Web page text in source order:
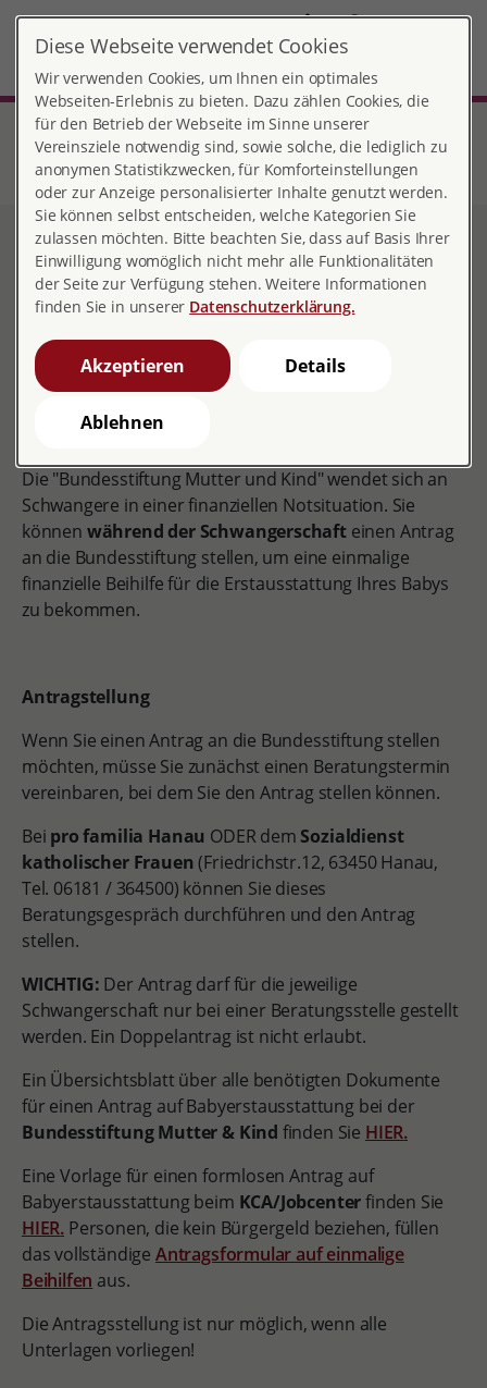
DE
Start Hessen
Beratungsstelle Hanau
Sozialberatung bei Schwangerschaft und Geburt
Informationen zur "Bundesstiftung Mutter und Kind"
(Babyerstausstattung)
"Bundesstiftung Mutter
und Kind"
(Babyerstausstattung)
Die "Bundesstiftung Mutter und Kind" wendet sich an
Schwangere in einer finanziellen Notsituation. Sie
können während der Schwangerschafteinen Antrag
an die Bundesstiftung stellen, um eine einmalige
finanzielle Beihilfe für die Erstausstattung Ihres Babys
zu bekommen.
Antragstellung
Wenn Sie einen Antrag an die Bundesstiftung stellen
möchten, müsse Sie zunächst einen Beratungstermin
vereinbaren, bei dem Sie den Antrag stellen können.
Bei pro familia Hanau ODER dem Sozialdienst
katholischer Frauen(Friedrichstr.12, 63450 Hanau,
Tel. 06181 / 364500) können Sie dieses
Beratungsgespräch durchführen und den Antrag
stellen.
WICHTIG: Der Antrag darf für die jeweilige
Schwangerschaft nur bei einer Beratungsstelle gestellt
werden. Ein Doppelantrag ist nicht erlaubt.
Ein Übersichtsblatt über alle benötigten Dokumente
für einen Antrag auf Babyerstausstattung bei der
Bundesstiftung Mutter & Kind finden Sie HIER.
Eine Vorlage für einen formlosen Antrag auf
Babyerstausstattung beim KCA/Jobcenterfinden Sie
HIER. Personen, die kein Bürgergeld beziehen, füllen
das vollständige Antragsformular auf einmalige
Beihilfen aus.
Die Antragsstellung ist nur möglich, wenn alle
Unterlagen vorliegen!
Diese Webseite verwendet Cookies
Wir verwenden Cookies, um Ihnen ein optimales
Webseiten-Erlebnis zu bieten. Dazu zählen Cookies, die
für den Betrieb der Webseite im Sinne unserer
Vereinsziele notwendig sind, sowie solche, die lediglich zu
anonymen Statistikzwecken, für Komforteinstellungen
oder zur Anzeige personalisierter Inhalte genutzt werden.
Sie können selbst entscheiden, welche Kategorien Sie
zulassen möchten. Bitte beachten Sie, dass auf Basis Ihrer
Einwilligung womöglich nicht mehr alle Funktionalitäten
der Seite zur Verfügung stehen. Weitere Informationen
finden Sie in unserer Datenschutzerklärung.
Akzeptieren Details
Ablehnen